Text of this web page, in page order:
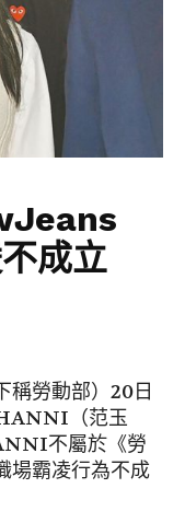
成立
稱勞動部）20日
（范玉
不屬於《勞
場霸凌行為不成